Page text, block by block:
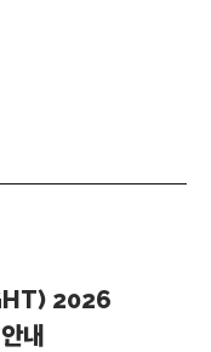
2026
내